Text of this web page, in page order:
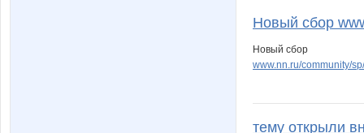
Новый сбор
Новый сбор
www.nn.ru/community/
тему открыли